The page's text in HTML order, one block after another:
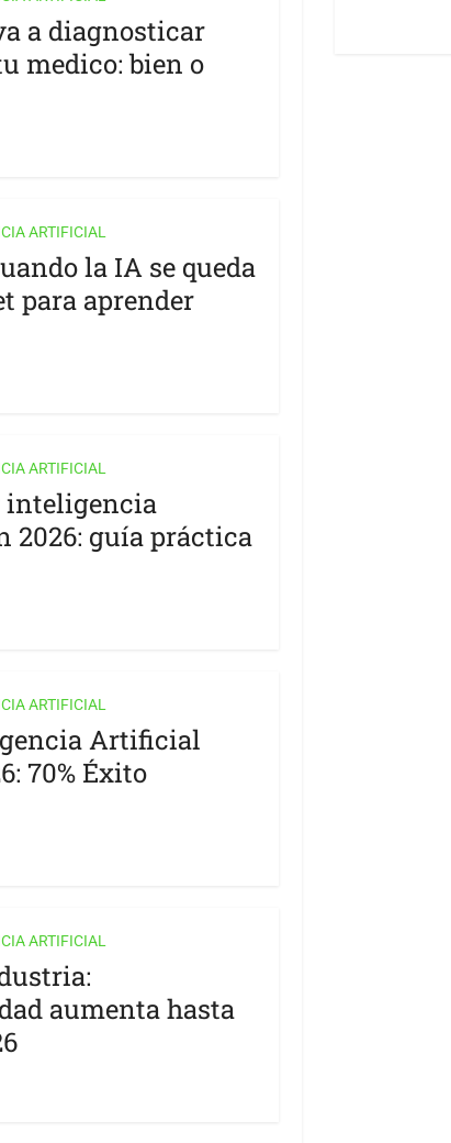
a diagnosticar
medico: bien o
ARTIFICIAL
la IA se queda
para aprender
ARTIFICIAL
inteligencia
2026: guía práctica
ARTIFICIAL
Artificial
70% Éxito
ARTIFICIAL
aumenta hasta